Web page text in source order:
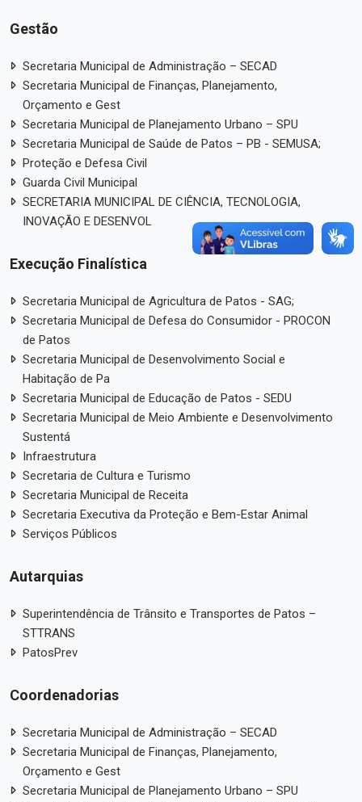
Gestão
Secretaria Municipal de Administração – SECAD
Secretaria Municipal de Finanças, Planejamento,
Orçamento e Gest
Secretaria Municipal de Planejamento Urbano – SPU
Secretaria Municipal de Saúde de Patos – PB - SEMUSA;
Proteção e Defesa Civil
Guarda Civil Municipal
SECRETARIA MUNICIPAL DE CIÊNCIA, TECNOLOGIA,
INOVAÇÃO E DESENVOL
Execução Finalística
Secretaria Municipal de Agricultura de Patos - SAG;
Secretaria Municipal de Defesa do Consumidor - PROCON
de Patos
Secretaria Municipal de Desenvolvimento Social e
Habitação de Pa
Secretaria Municipal de Educação de Patos - SEDU
Secretaria Municipal de Meio Ambiente e Desenvolvimento
Sustentá
Infraestrutura
Secretaria de Cultura e Turismo
Secretaria Municipal de Receita
Secretaria Executiva da Proteção e Bem-Estar Animal
Serviços Públicos
Autarquias
Superintendência de Trânsito e Transportes de Patos –
STTRANS
PatosPrev
Coordenadorias
Secretaria Municipal de Administração – SECAD
Secretaria Municipal de Finanças, Planejamento,
Orçamento e Gest
Secretaria Municipal de Planejamento Urbano – SPU